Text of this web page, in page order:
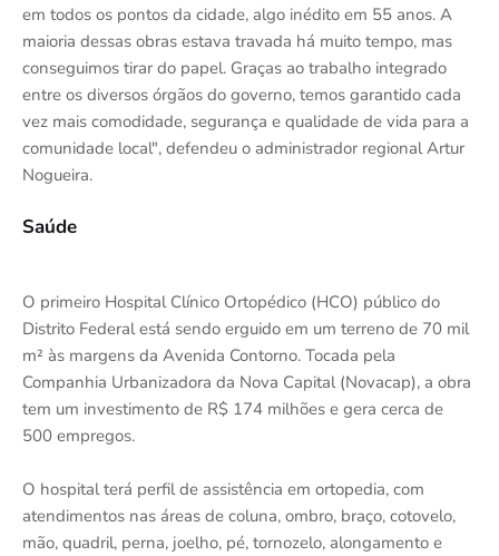
em todos os pontos da cidade, algo inédito em 55 anos. A
maioria dessas obras estava travada há muito tempo, mas
conseguimos tirar do papel. Graças ao trabalho integrado
entre os diversos órgãos do governo, temos garantido cada
vez mais comodidade, segurança e qualidade de vida para a
comunidade local", defendeu o administrador regional Artur
Nogueira.
Saúde
O primeiro Hospital Clínico Ortopédico (HCO) público do
Distrito Federal está sendo erguido em um terreno de 70 mil
m² às margens da Avenida Contorno. Tocada pela
Companhia Urbanizadora da Nova Capital (Novacap), a obra
tem um investimento de R$ 174 milhões e gera cerca de
500 empregos.
O hospital terá perfil de assistência em ortopedia, com
atendimentos nas áreas de coluna, ombro, braço, cotovelo,
mão, quadril, perna, joelho, pé, tornozelo, alongamento e